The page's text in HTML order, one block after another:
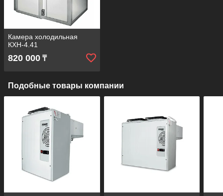
Камера холодильная
КХН-4.41
820 000 ₸
Подобные товары компании